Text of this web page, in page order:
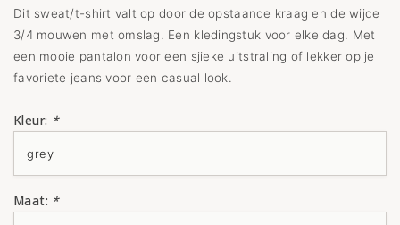
Dit sweat/t-shirt valt op door de opstaande kraag en de wijde
3/4 mouwen met omslag. Een kledingstuk voor elke dag. Met
een mooie pantalon voor een sjieke uitstraling of lekker op je
favoriete jeans voor een casual look.
Kleur: *
Maat: *